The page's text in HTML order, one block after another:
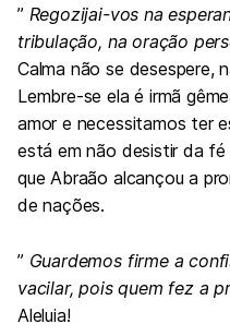
” Regozijai-vos na
tribulação, na oração
Calma não se desespere,
Lembre-se ela é irmã
amor e necessitamos ter
está em não desistir da fé
que Abraão alcançou a
de nações.
” Guardemos firme a
vacilar, pois quem fez a
Aleluia!